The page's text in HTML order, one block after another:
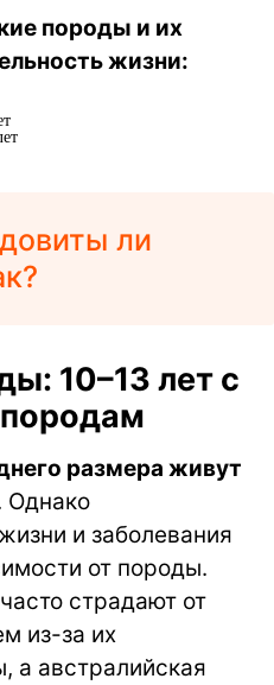
породы и их
жизни:
ли
10–13 лет с
размера живут
Однако
и заболевания
от породы.
страдают от
из-за их
а австралийская